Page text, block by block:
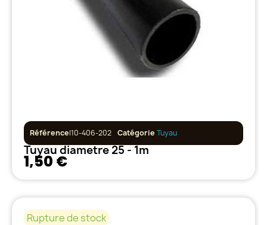
RéférenceI10-406-202 Catégorie Tuyau
Tuyau diametre 25 - 1m
1,50 €
Rupture de stock